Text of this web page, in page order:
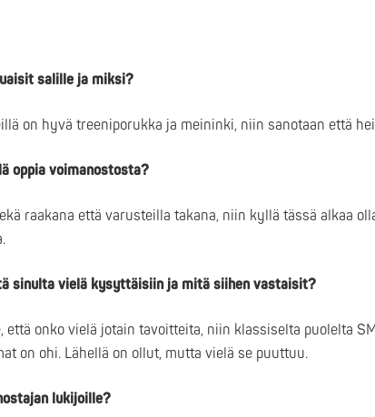
salille ja miksi?
on hyvä treeniporukka ja meininki, niin sanotaan että
oppia voimanostosta?
raakana että varusteilla takana, niin kyllä tässä alkaa
sinulta vielä kysyttäisiin ja mitä siihen vastaisit?
että onko vielä jotain tavoitteita, niin klassiselta puolelta
on ohi. Lähellä on ollut, mutta vielä se puuttuu.
lukijoille?